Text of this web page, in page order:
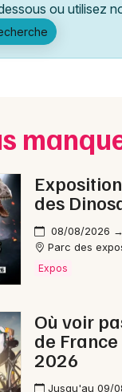
Deux-Sèvres
ou utilisez
des
08/08/2026
Parc des
Expos
Où voir
de
2026
Jusqu'au 09/